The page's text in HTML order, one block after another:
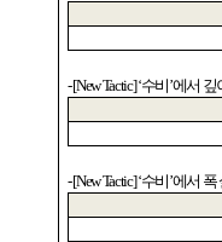
- [New Tactic] ‘수비’에서 깊
- [New Tactic] ‘수비’에서 폭